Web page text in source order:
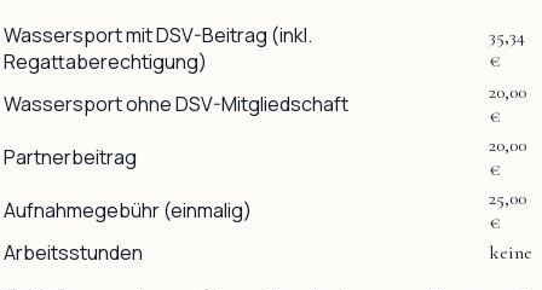
Wassersport mit DSV-Beitrag (inkl.
Regattaberechtigung)
35,34
€
Wassersport ohne DSV-Mitgliedschaft
20,00
€
Partnerbeitrag
20,00
€
Aufnahmegebühr (einmalig)
25,00
€
Arbeitsstunden keine